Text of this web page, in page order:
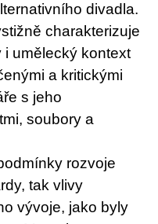
divadla.
charakterizuje
umělecký kontext
a kritickými
s jeho
soubory a
rozvoje
tak vlivy
vývoje, jako byly